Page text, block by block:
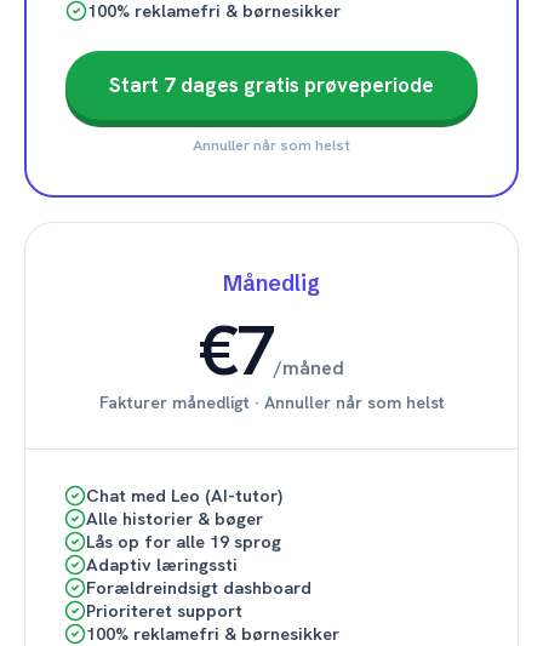
100% reklamefri & børnesikker
Start 7 dages gratis prøveperiode
Annuller når som helst
Månedlig
€7/måned
Fakturer månedligt · Annuller når som helst
Chat med Leo (AI-tutor)
Alle historier & bøger
Lås op for alle 19 sprog
Adaptiv læringssti
Forældreindsigt dashboard
Prioriteret support
100% reklamefri & børnesikker